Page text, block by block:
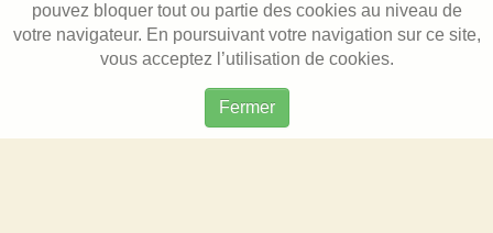
pouvez bloquer tout ou partie des cookies au niveau de
votre navigateur. En poursuivant votre navigation sur ce site,
vous acceptez l’utilisation de cookies.
Fermer